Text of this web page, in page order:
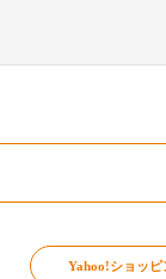
Yahoo!ショッピ